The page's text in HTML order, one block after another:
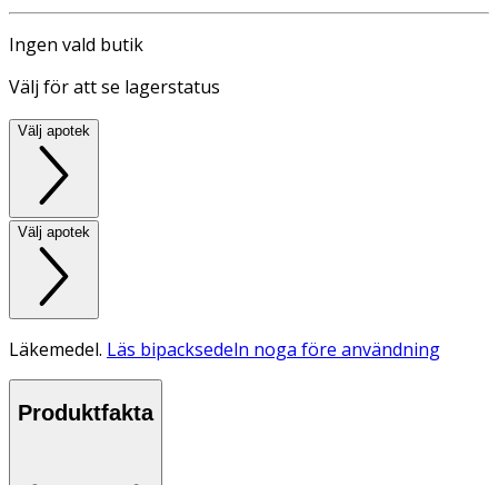
Ingen vald butik
Välj för att se lagerstatus
Välj apotek
Välj apotek
Läkemedel. Läs bipacksedeln noga före användning
Produktfakta